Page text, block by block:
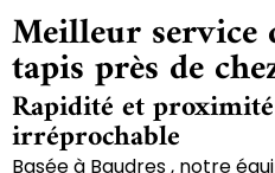
Meilleur service
tapis près de
Rapidité et
irréprochable
Basée à Baudres , notre